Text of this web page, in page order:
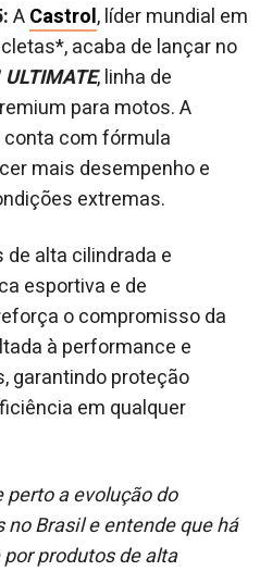
ACastrol, líder mundial em
acaba de lançar no
ULTIMATE, linha de
para motos. A
com fórmula
mais desempenho e
extremas.
alta cilindrada e
esportiva e de
o compromisso da
à performance e
garantindo proteção
em qualquer
perto a evolução do
Brasil e entende que há
produtos de alta